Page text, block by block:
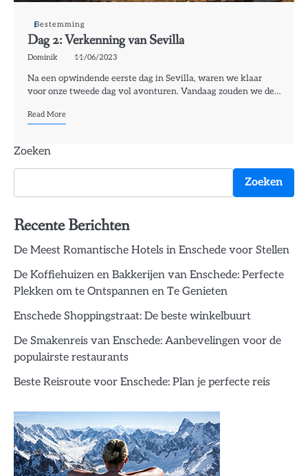
Bestemming
Dag 2: Verkenning van Sevilla
Dominik 11/06/2023
Na een opwindende eerste dag in Sevilla, waren we klaar
voor onze tweede dag vol avonturen. Vandaag zouden we de…
Read More
Zoeken
Zoeken
Recente Berichten
De Meest Romantische Hotels in Enschede voor Stellen
De Koffiehuizen en Bakkerijen van Enschede: Perfecte
Plekken om te Ontspannen en Te Genieten
Enschede Shoppingstraat: De beste winkelbuurt
De Smakenreis van Enschede: Aanbevelingen voor de
populairste restaurants
Beste Reisroute voor Enschede: Plan je perfecte reis